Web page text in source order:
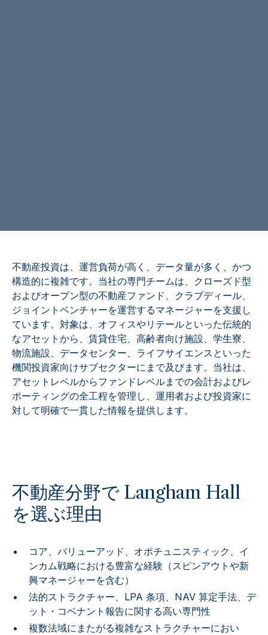
不動産投資は、運営負荷が高く、データ量が多く、かつ
構造的に複雑です。当社の専門チームは、クローズド型
およびオープン型の不動産ファンド、クラブディール、
ジョイントベンチャーを運営するマネージャーを支援し
ています。対象は、オフィスやリテールといった伝統的
なアセットから、賃貸住宅、高齢者向け施設、学生寮、
物流施設、データセンター、ライフサイエンスといった
機関投資家向けサブセクターにまで及びます。当社は、
アセットレベルからファンドレベルまでの会計およびレ
ポーティングの全工程を管理し、運用者および投資家に
対して明確で一貫した情報を提供します。
不動産分野で Langham Hall
を選ぶ理由
コア、バリューアッド、オポチュニスティック、イ
ンカム戦略における豊富な経験（スピンアウトや新
興マネージャーを含む）
法的ストラクチャー、LPA 条項、NAV 算定手法、デ
ット・コベナント報告に関する高い専門性
複数法域にまたがる複雑なストラクチャーにおい